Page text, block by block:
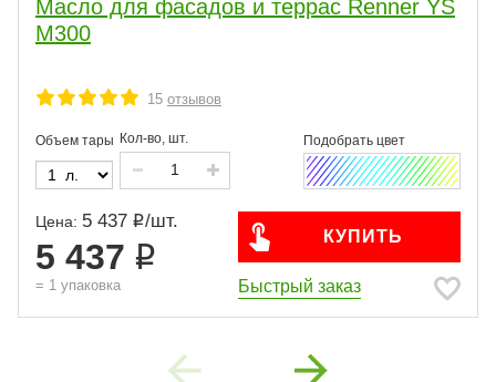
Масло для фасадов и террас Renner YS
М300
15 отзывов
Объем тары Кол-во, шт.
Цена: 5 437 /шт.
5 437
= 1 упаковка
КУПИТЬ
Быстрый заказ
Previous Next